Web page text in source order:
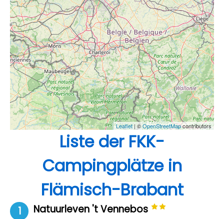
Leaflet| ©OpenStreetMapcontributors
Liste der FKK-
Campingplätze in
Flämisch-Brabant
1 Natuurleven 't Vennebos